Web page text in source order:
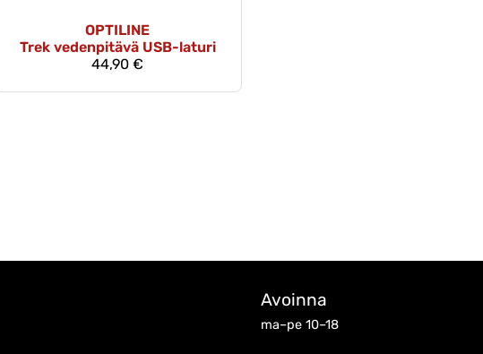
OPTILINE
Trek vedenpitävä USB-laturi
44,90 €
Avoinna
ma–pe 10–18